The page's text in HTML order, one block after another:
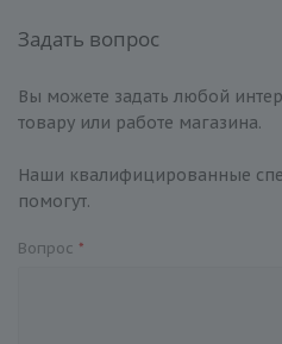
Задать вопрос
Вы можете задать любой
товару или работе магазина.
Наши квалифицированные
помогут.
Вопрос *